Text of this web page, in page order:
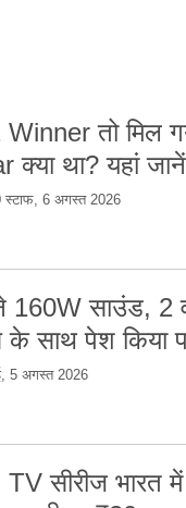
तो मिल
क्या था? यहां
6 अगस्त 2026
साउंड, 2
साथ पेश किया
5 अगस्त 2026
सीरीज भारत